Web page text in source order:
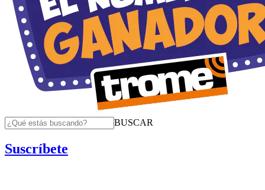
BUSCAR
Suscríbete